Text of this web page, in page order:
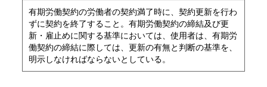
有期労働契約の労働者の契約満了時に、契約更新を行わ
ずに契約を終了すること。有期労働契約の締結及び更
新・雇止めに関する基準においては、使用者は、有期労
働契約の締結に際しては、更新の有無と判断の基準を、
明示しなければならないとしている。